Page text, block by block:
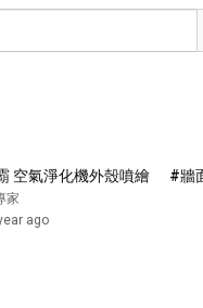
空氣淨化機外殼噴繪      #
家
ago